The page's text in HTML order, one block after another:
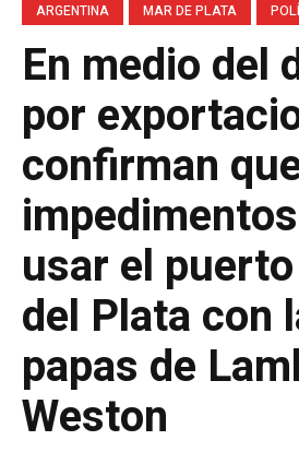
ARGENTINA MAR DE PLATA
En medio del
por
confirman
usar el
del Plata con
papas de
Weston